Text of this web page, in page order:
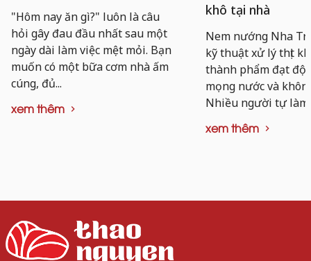
"Hôm nay ăn gì?" luôn là câu
hỏi gây đau đầu nhất sau một
ngày dài làm việc mệt mỏi. Bạn
muốn có một bữa cơm nhà ấm
cúng, đủ...
xem thêm
khô tại nhà
Nem nướng Nha
kỹ thuật xử lý thịt
thành phẩm đạt độ
mọng nước và
Nhiều người tự
xem thêm